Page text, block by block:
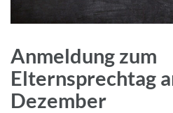
Anmeldung zum
Elternsprechtag
Dezember